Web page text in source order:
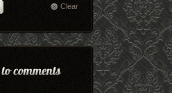
Clear